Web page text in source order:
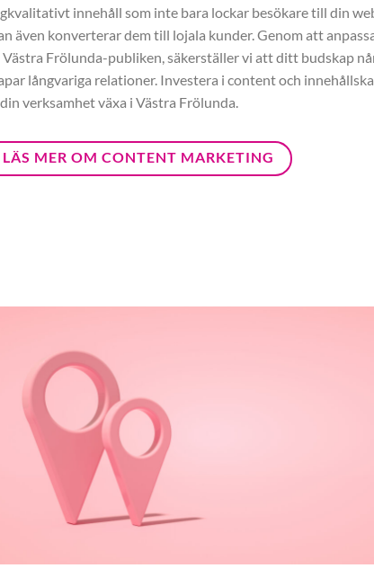
innehåll som inte bara lockar besökare till din
även konverterar dem till lojala kunder. Genom att
Frölunda-publiken, säkerställer vi att ditt budskap
långvariga relationer. Investera i content och
verksamhet växa i Västra Frölunda.
LÄS MER OM CONTENT MARKETING